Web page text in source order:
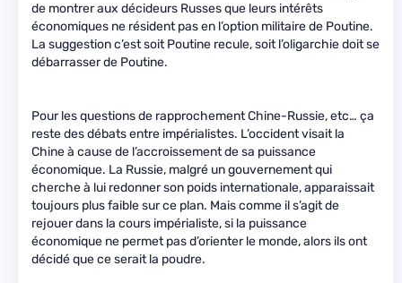
de montrer aux décideurs Russes que leurs intérêts
économiques ne résident pas en l’option militaire de Poutine.
La suggestion c’est soit Poutine recule, soit l’oligarchie doit se
débarrasser de Poutine.
Pour les questions de rapprochement Chine-Russie, etc… ça
reste des débats entre impérialistes. L’occident visait la
Chine à cause de l’accroissement de sa puissance
économique. La Russie, malgré un gouvernement qui
cherche à lui redonner son poids internationale, apparaissait
toujours plus faible sur ce plan. Mais comme il s’agit de
rejouer dans la cours impérialiste, si la puissance
économique ne permet pas d’orienter le monde, alors ils ont
décidé que ce serait la poudre.